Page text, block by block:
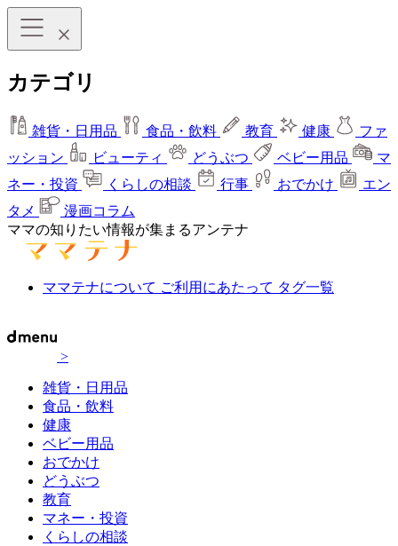
カテゴリ
雑貨・日用品 食品・飲料 教育 健康
ファ
ッション
ビューティ どうぶつ ベビー用品
マ
ネー・投資
くらしの相談 行事 おでかけ
エン
タメ
漫画コラム
ママの知りたい情報が集まるアンテナ
ママテナについて ご利用にあたって タグ一覧
>
雑貨・日用品
食品・飲料
健康
ベビー用品
おでかけ
どうぶつ
教育
マネー・投資
くらしの相談